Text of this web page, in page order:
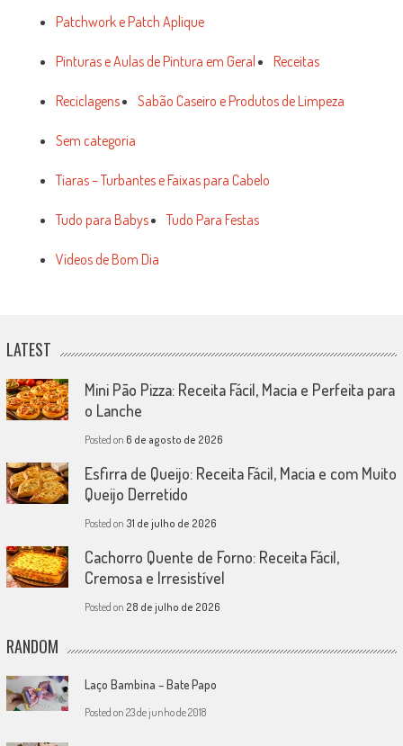
Patchwork e Patch Aplique
Pinturas e Aulas de Pintura em Geral Receitas
Reciclagens Sabão Caseiro e Produtos de Limpeza
Sem categoria
Tiaras – Turbantes e Faixas para Cabelo
Tudo para Babys Tudo Para Festas
Vídeos de Bom Dia
LATEST
Mini Pão Pizza: Receita Fácil, Macia e Perfeita para
o Lanche
Posted on 6 de agosto de 2026
Esfirra de Queijo: Receita Fácil, Macia e com Muito
Queijo Derretido
Posted on 31 de julho de 2026
Cachorro Quente de Forno: Receita Fácil,
Cremosa e Irresistível
Posted on 28 de julho de 2026
RANDOM
Laço Bambina – Bate Papo
Posted on 23 de junho de 2018